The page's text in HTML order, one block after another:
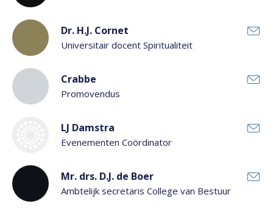
Dr. H.J. Cornet
Universitair docent Spiritualiteit
Crabbe
Promovendus
LJ Damstra
Evenementen Coördinator
Mr. drs. D.J. de Boer
Ambtelijk secretaris College van Bestuur